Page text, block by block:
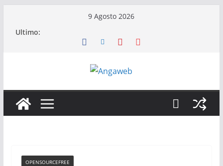
9 Agosto 2026
Ultimo:
OPENSOURCEFREE